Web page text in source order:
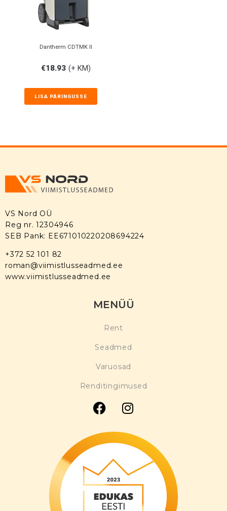
Dantherm CDTMK II
€18.93 (+ KM)
LISA PÄRINGUSSE
VS Nord OÜ
Reg nr. 12304946
SEB Pank: EE671010220208694224
+372 52 101 82
roman@viimistlusseadmed.ee
www.viimistlusseadmed.ee
MENÜÜ
Rent
Seadmed
Varuosad
Renditingimused